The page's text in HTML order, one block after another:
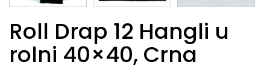
Roll Drap 12 Hangli u
rolni 40×40, Crna